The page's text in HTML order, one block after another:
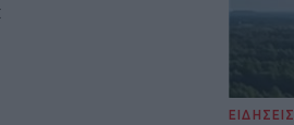
ΕΙΔΗΣΕΙΣ